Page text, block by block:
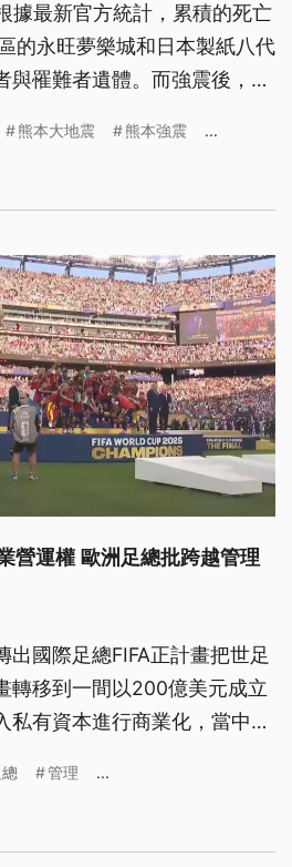
據最新官方統計，累積的死亡
的永旺夢樂城和日本製紙八代
與罹難者遺體。而強震後，目
的生活考驗現在才要開始，自
、半導體以及食品相關產業，
熊本大地震 熊本強震 ...
營運權 歐洲足總批跨越管理
出國際足總FIFA正計畫把世足
轉移到一間以200億美元成立
私有資本進行商業化，當中就
不滿，痛批FIFA跨越了足球管
管理 ...